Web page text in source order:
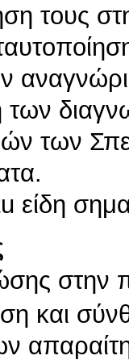
τους
των
είδη
στην
και